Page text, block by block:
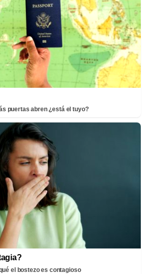
puertas abren ¿está el tuyo?
el bostezo es contagioso